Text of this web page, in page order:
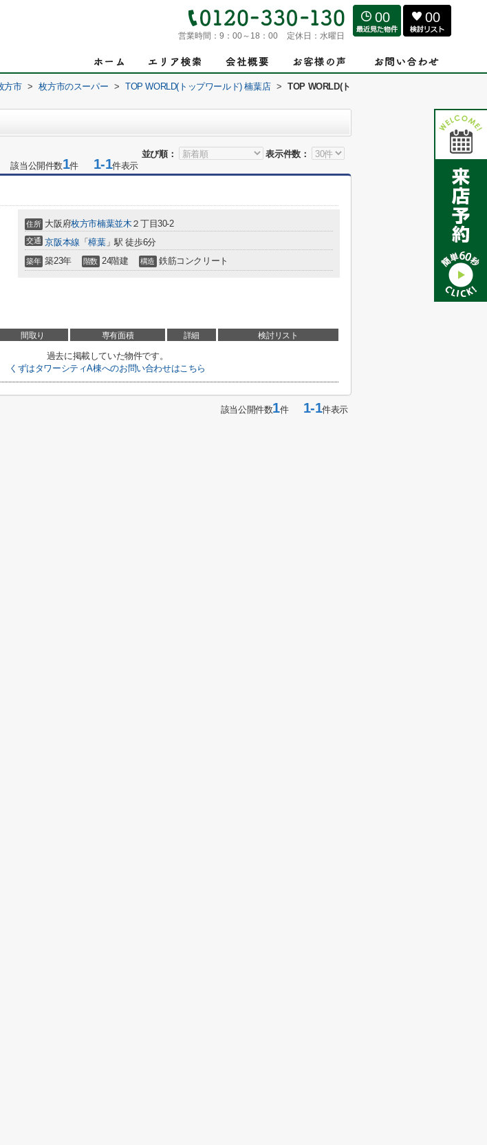
営業時間： 9：00～18：00 定休日： 水曜日
00 00
方市 > 枚方市のスーパー > TOP WORLD(トップワールド) 楠葉店 >
TOP WORLD(ト
並び順： 表示件数：
該当公開件数1件 1-1件表示
住所 大阪府枚方市楠葉並木 ２丁目30-2
交通 京阪本線 「樟葉」駅 徒歩6分
築年 築23年 階数 24階建 構造 鉄筋コンクリート
間取り 専有面積 詳細 検討リスト
過去に掲載していた物件です。
くずはタワーシティA棟へのお問い合わせはこちら
該当公開件数1件1-1件表示